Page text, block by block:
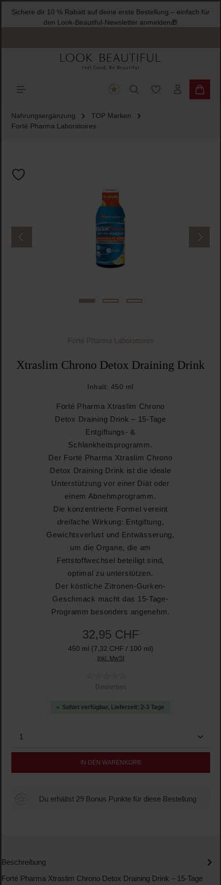
springen
Sichere dir 10 % Rabatt auf deine erste Bestellung – einfach für
den Look-Beautiful-Newsletter anmelden🎁
Du hast 0
Nahrungsergänzung
TOP Marken
Forté Pharma Laboratoires
Forté Pharma Laboratoires
Xtraslim Chrono Detox Draining Drink
Inhalt: 450 ml
Forté Pharma Xtraslim Chrono
Detox Draining Drink – 15-Tage
Entgiftungs- &
Schlankheitsprogramm.
Der Forté Pharma Xtraslim Chrono
Detox Draining Drink ist die ideale
Unterstützung vor einer Diät oder
einem Abnehmprogramm.
Die konzentrierte Formel vereint
dreifache Wirkung: Entgiftung,
Gewichtsverlust und Entwässerung,
um die Organe, die am
Fettstoffwechsel beteiligt sind,
optimal zu unterstützen.
Der köstliche Zitronen-Gurken-
Geschmack macht das 15-Tage-
Programm besonders angenehm.
32,95 CHF
450 ml (7,32 CHF / 100 ml)
Inkl. MwSt
Durchschnittliche Bewertung von 0 von 5 Sternen
Bewerten
Sofort verfügbar, Lieferzeit: 2-3 Tage
Produkt Anzahl: Gib den gewünschten Wert ein
IN DEN WARENKORB
Du erhältst 29 Bonus Punkte für diese Bestellung
Beschreibung
Forté Pharma Xtraslim Chrono Detox Draining Drink – 15-Tage